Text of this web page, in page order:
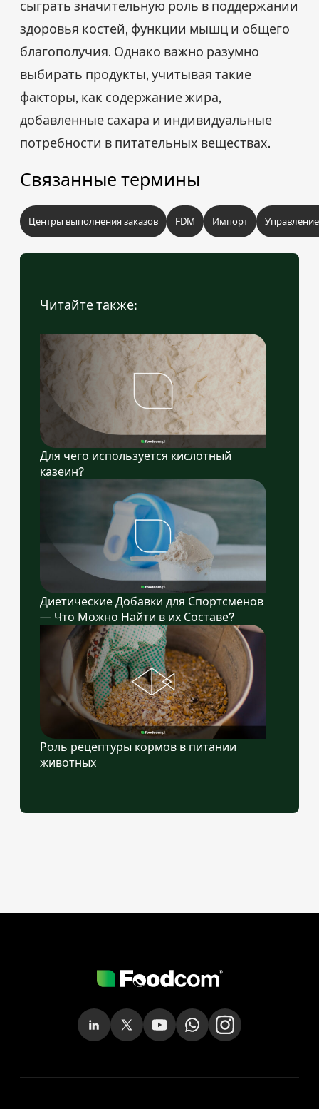
сыграть значительную роль в поддержании
здоровья костей, функции мышц и общего
благополучия. Однако важно разумно
выбирать продукты, учитывая такие
факторы, как содержание жира,
добавленные сахара и индивидуальные
потребности в питательных веществах.
Связанные термины
Центры выполнения заказов FDM Импорт
Читайте также:
Для чего используется кислотный
казеин?
Диетические Добавки для Спортсменов
— Что Можно Найти в их Составе?
Роль рецептуры кормов в питании
животных